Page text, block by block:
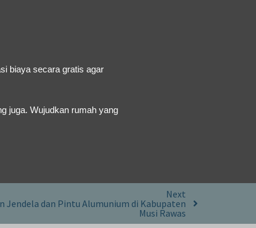
biaya secara gratis agar
juga. Wujudkan rumah yang
Next
Jendela dan Pintu Alumunium di Kabupaten
Musi Rawas